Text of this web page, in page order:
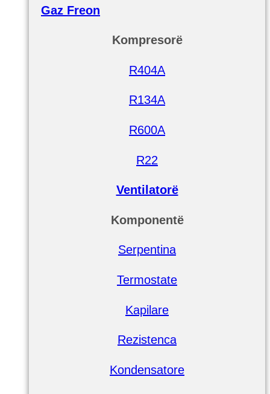
Gaz Freon
Kompresorë
R404A
R134A
R600A
R22
Ventilatorë
Komponentë
Serpentina
Termostate
Kapilare
Rezistenca
Kondensatore